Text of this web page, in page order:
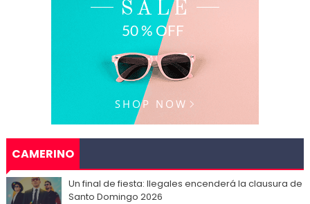
CAMERINO
Un final de fiesta: Ilegales encenderá la clausura de
Santo Domingo 2026